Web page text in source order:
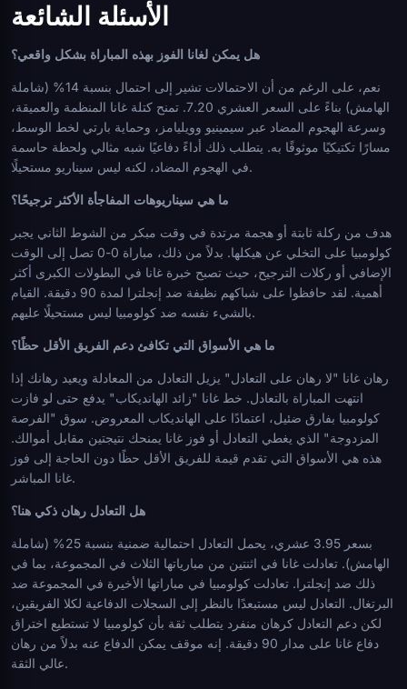
الأسئلة الشائعة
هل يمكن لغانا الفوز بهذه المباراة بشكل واقعي؟
نعم، على الرغم من أن الاحتمالات تشير إلى احتمال بنسبة 14% (شاملة
الهامش) بناءً على السعر العشري 7.20. تمنح كتلة غانا المنظمة والعميقة،
وسرعة الهجوم المضاد عبر سيمينيو وويليامز، وحماية بارتي لخط الوسط،
مسارًا تكتيكيًا موثوقًا به. يتطلب ذلك أداءً دفاعيًا شبه مثالي ولحظة حاسمة
في الهجوم المضاد، لكنه ليس سيناريو مستحيلًا.
ما هي سيناريوهات المفاجأة الأكثر ترجيحًا؟
هدف من ركلة ثابتة أو هجمة مرتدة في وقت مبكر من الشوط الثاني يجبر
كولومبيا على التخلي عن هيكلها. بدلاً من ذلك، مباراة 0-0 تصل إلى الوقت
الإضافي أو ركلات الترجيح، حيث تصبح خبرة غانا في البطولات الكبرى أكثر
أهمية. لقد حافظوا على شباكهم نظيفة ضد إنجلترا لمدة 90 دقيقة. القيام
بالشيء نفسه ضد كولومبيا ليس مستحيلًا عليهم.
ما هي الأسواق التي تكافئ دعم الفريق الأقل حظًا؟
رهان غانا "لا رهان على التعادل" يزيل التعادل من المعادلة ويعيد رهانك إذا
انتهت المباراة بالتعادل. خط غانا "زائد الهانديكاب" يدفع حتى لو فازت
كولومبيا بفارق ضئيل، اعتمادًا على الهانديكاب المعروض. سوق "الفرصة
المزدوجة" الذي يغطي التعادل أو فوز غانا يمنحك نتيجتين مقابل أموالك.
هذه هي الأسواق التي تقدم قيمة للفريق الأقل حظًا دون الحاجة إلى فوز
غانا المباشر.
هل التعادل رهان ذكي هنا؟
بسعر 3.95 عشري، يحمل التعادل احتمالية ضمنية بنسبة 25% (شاملة
الهامش). تعادلت غانا في اثنتين من مبارياتها الثلاث في المجموعة، بما في
ذلك ضد إنجلترا. تعادلت كولومبيا في مباراتها الأخيرة في المجموعة ضد
البرتغال. التعادل ليس مستبعدًا بالنظر إلى السجلات الدفاعية لكلا الفريقين،
لكن دعم التعادل كرهان منفرد يتطلب ثقة بأن كولومبيا لا تستطيع اختراق
دفاع غانا على مدار 90 دقيقة. إنه موقف يمكن الدفاع عنه بدلاً من رهان
عالي الثقة.